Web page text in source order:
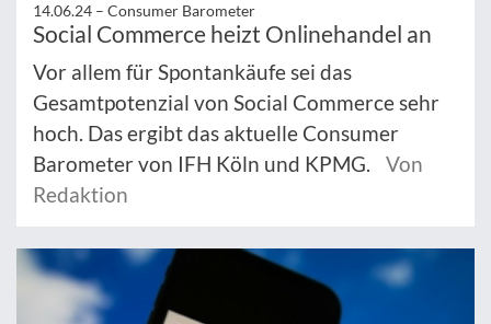
14.06.24 – Consumer Barometer
Social Commerce heizt Onlinehandel an
Vor allem für Spontankäufe sei das
Gesamtpotenzial von Social Commerce sehr
hoch. Das ergibt das aktuelle Consumer
Barometer von IFH Köln und KPMG.
Von
Redaktion